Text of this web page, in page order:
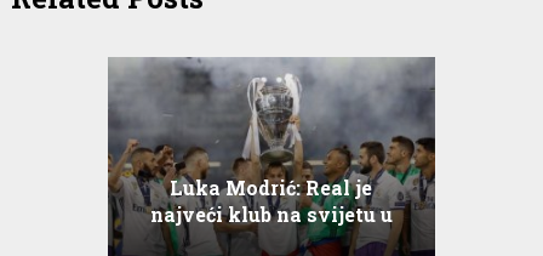
Luka Modrić: Real je
najveći klub na svijetu u
povijesti nogometa